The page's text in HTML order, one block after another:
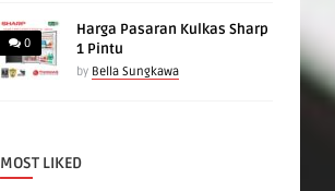
0
Harga Pasaran Kulkas Sharp
1 Pintu
by Bella Sungkawa
MOST LIKED